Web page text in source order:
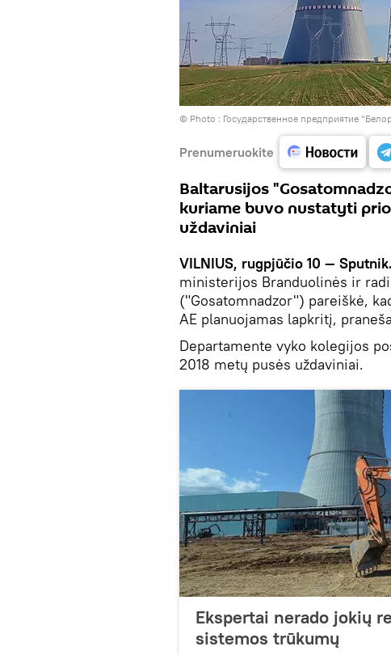
© Photo : Государственное предприятие
Prenumeruokite
Baltarusijos
kuriame buvo nustatyti
uždaviniai
VILNIUS, rugpjūčio 10 — Sputnik.
ministerijos Branduolinės ir
("Gosatomnadzor") pareiškė,
AE planuojamas lapkritį, praneša
Departamente vyko kolegijos
2018 metų pusės uždaviniai.
Ekspertai nerado jokių
sistemos trūkumų